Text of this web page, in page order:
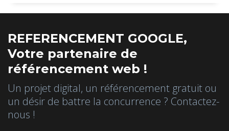
REFERENCEMENT GOOGLE,
Votre partenaire de
référencement web !
Un projet digital, un référencement gratuit ou
un désir de battre la concurrence ? Contactez-
nous !